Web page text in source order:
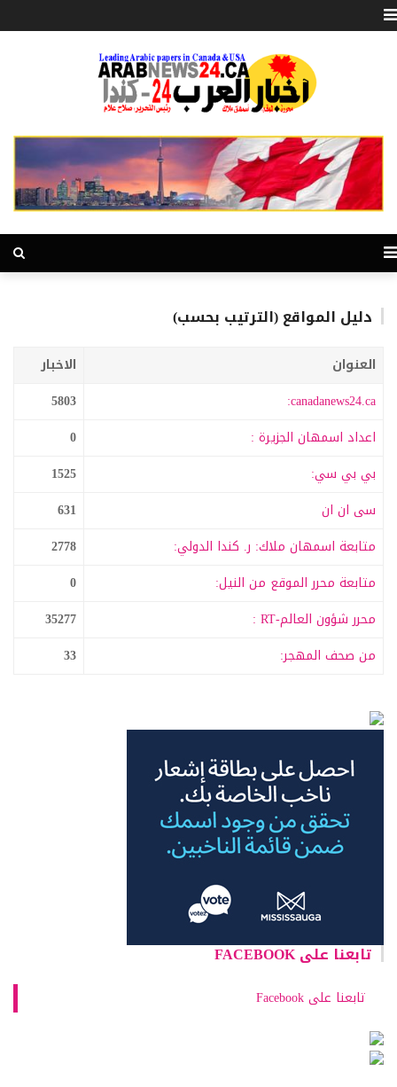
دليل المواقع (الترتيب بحسب)
العنوان
الاخبار
canadanews24.ca:
5803
اعداد اسمهان الجزيرة :
0
بي بي سي:
1525
سى ان ان
631
متابعة اسمهان ملاك: ر. كندا الدولي:
2778
متابعة محرر الموقع من النيل:
0
محرر شؤون العالم-RT :
35277
من صحف المهجر:
33
تابعنا على FACEBOOK
تابعنا على Facebook